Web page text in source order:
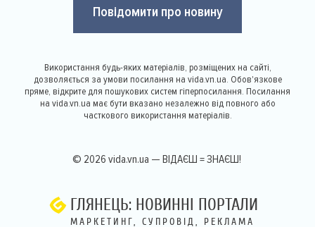
Повідомити про новину
Використання будь-яких матеріалів, розміщених на сайті,
дозволяється за умови посилання на vida.vn.ua. Обов'язкове
пряме, відкрите для пошукових систем гіперпосилання. Посилання
на vida.vn.ua має бути вказано незалежно від повного або
часткового використання матеріалів.
© 2026 vida.vn.ua — ВІДАЄШ = ЗНАЄШ!
ГЛЯНЕЦЬ: НОВИННІ ПОРТАЛИ
МАРКЕТИНГ, СУПРОВІД, РЕКЛАМА